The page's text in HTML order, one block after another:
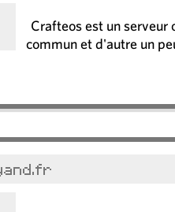
Crafteos est un serveur
commun et d'autre un